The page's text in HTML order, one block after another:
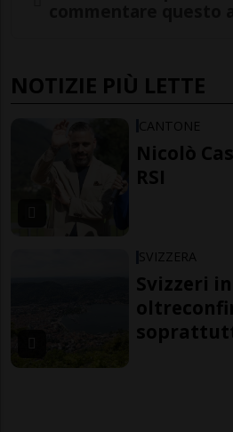
NOTIZIE PIÙ LETTE
CANTONE
Nicolò
RSI
SVIZZERA
Svizzeri